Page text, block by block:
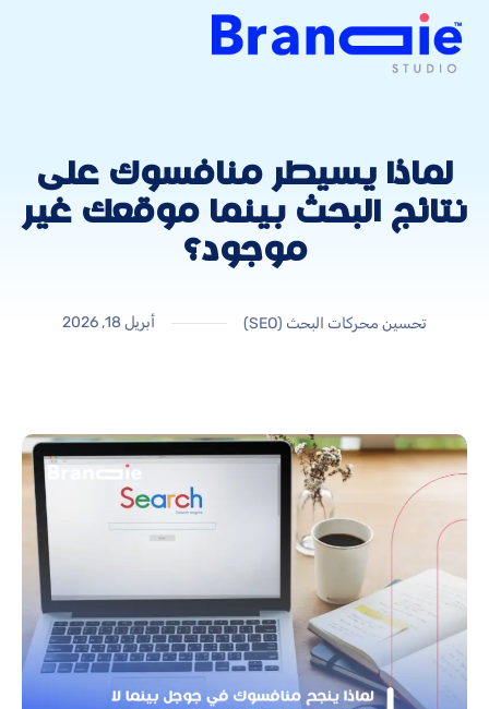
لماذا يسيطر منافسوك على
نتائج البحث بينما موقعك غير
موجود؟
تحسين محركات البحث (SEO) أبريل 18, 2026